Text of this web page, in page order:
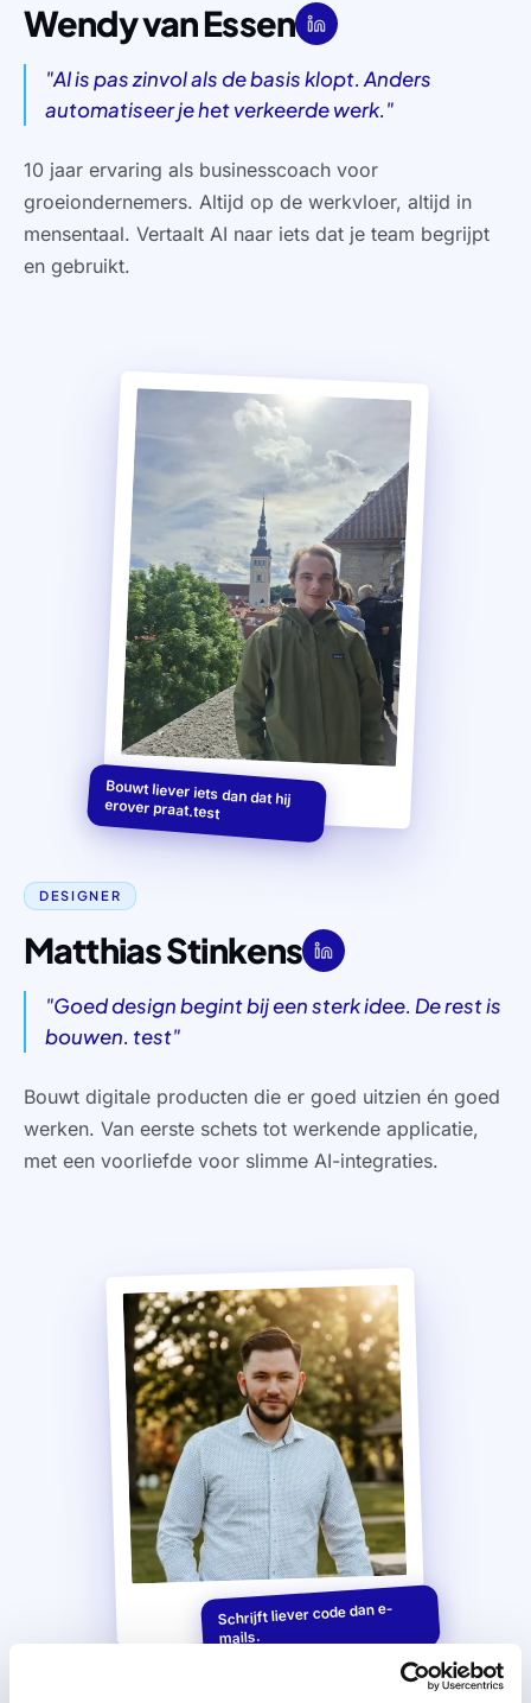
Wendy van Essen
"AI is pas zinvol als de basis klopt. Anders
automatiseer je het verkeerde werk."
10 jaar ervaring als businesscoach voor
groeiondernemers. Altijd op de werkvloer, altijd in
mensentaal. Vertaalt AI naar iets dat je team begrijpt
en gebruikt.
Bouwt liever iets dan dat hij
erover praat.test
DESIGNER
Matthias Stinkens
"Goed design begint bij een sterk idee. De rest is
bouwen. test"
Bouwt digitale producten die er goed uitzien én goed
werken. Van eerste schets tot werkende applicatie,
met een voorliefde voor slimme AI-integraties.
Schrijft liever code dan e-
mails.